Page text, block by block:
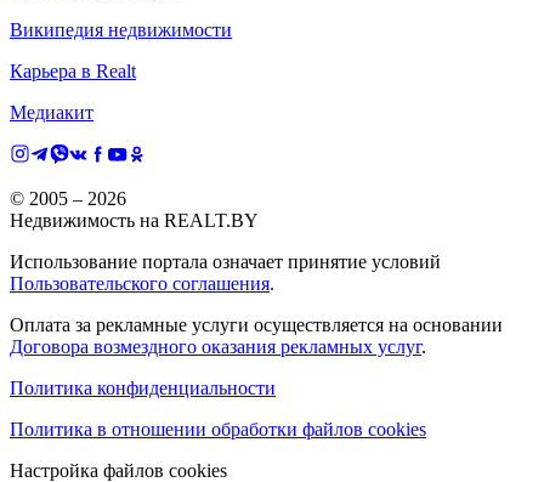
Википедия недвижимости
Карьера в Realt
Медиакит
© 2005 – 2026
Недвижимость на REALT.BY
Использование портала означает принятие условий
Пользовательского соглашения.
Оплата за рекламные услуги осуществляется на основании
Договора возмездного оказания рекламных услуг.
Политика конфиденциальности
Политика в отношении обработки файлов cookies
Настройка файлов cookies